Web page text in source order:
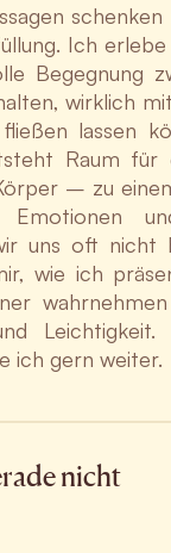
Ich erlebe
Begegnung
wirklich
lassen
Raum für
– zu
Emotionen
uns oft nicht
wie ich
Leichtigkeit.
ich gern weiter.
nicht